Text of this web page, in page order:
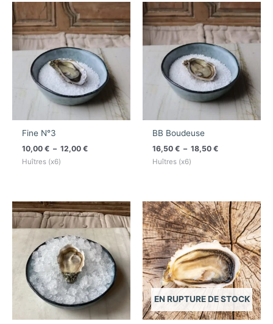
Fine N°3
10,00€ – 12,00€
Plage
de
prix :
10,00 €
à
12,00 €
Huîtres (x6)
BB Boudeuse
16,50€ – 18,50€
Plage
de
prix :
16,50 €
à
18,50 €
Huîtres (x6)
Plage
de
prix :
à
18,50 €
EN RUPTURE DE STOCK
Plage
de
prix :
16,50 €
à
18,50 €